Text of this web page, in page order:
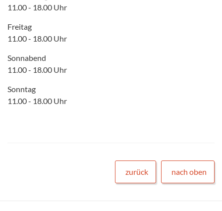
11.00 - 18.00 Uhr
Freitag
11.00 - 18.00 Uhr
Sonnabend
11.00 - 18.00 Uhr
Sonntag
11.00 - 18.00 Uhr
zurück nach oben